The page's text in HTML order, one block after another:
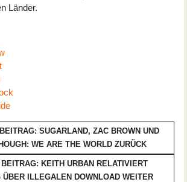
Länder.
SUGARLAND, ZAC BROWN UND
WE ARE THE WORLD ZURÜCK
BEITRAG: KEITH URBAN RELATIVIERT
ÜBER ILLEGALEN DOWNLOAD WEITER